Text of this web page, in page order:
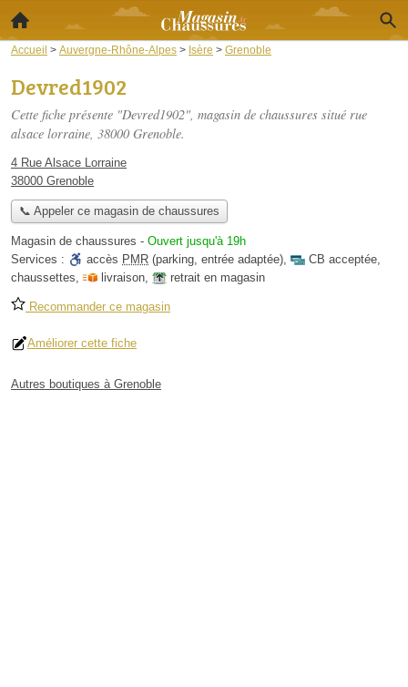
Accueil > Auvergne-Rhône-Alpes > Isère > Grenoble
Devred1902
Cette fiche présente "Devred1902", magasin de chaussures situé rue
alsace lorraine, 38000 Grenoble.
4 Rue Alsace Lorraine
38000 Grenoble
📞 Appeler ce magasin de chaussures
Magasin de chaussures - Ouvert jusqu'à 19h
Services :
accès PMR (parking, entrée adaptée), CB acceptée,
chaussettes, livraison, retrait en magasin
Recommander ce magasin
Améliorer cette fiche
Autres boutiques à Grenoble